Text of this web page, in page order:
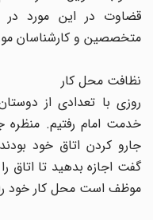
قضاوت در این مورد
متخصصین و کارشناسان
نظافت محل کار
روزى با تعدادى از
خدمت امام رفتیم. منظره
جارو کردن اتاق خود
گفت اجازه بدهید تا اتاق
موظف است محل کار خود را